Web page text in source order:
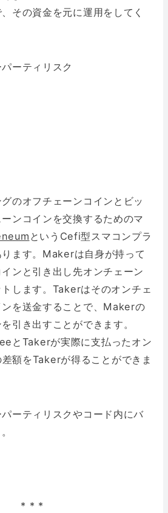
その資金を元に運用をしてく
ーティリスク
のオフチェーンコインとビッ
ンコインを交換するためのマ
というCefi型スマコンプラ
ます。Makerは自身が持って
ンと引き出し先オンチェーン
します。Takerはそのオンチェ
を送金することで、Makerの
引き出すことができます。
とTakerが実際に支払ったオン
額をTakerが得ることができま
ーティリスクやコード内にバ
* * *